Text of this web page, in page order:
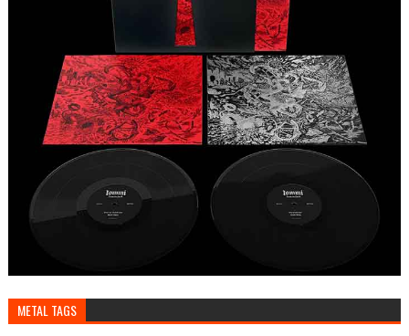
METAL TAGS